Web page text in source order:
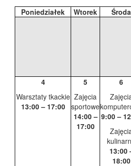
Poniedziałek Wtorek Środa
4
Warsztaty tkackie
13:00 – 17:00
5
Zajęcia
sportowe
14:00 –
17:00
6
9:00 –
13:00
18:00